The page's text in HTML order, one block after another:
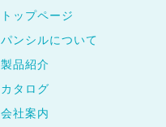
トップページ
パンシルについて
製品紹介
カタログ
会社案内